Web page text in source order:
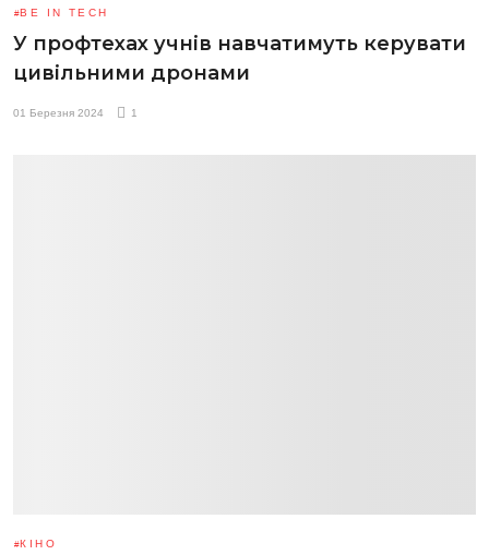
BE IN TECH
У профтехах учнів навчатимуть керувати
цивільними дронами
01 Березня 2024 1
КІНО